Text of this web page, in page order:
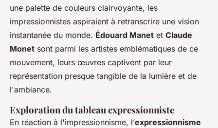
une palette de couleurs clairvoyante, les
impressionnistes aspiraient à retranscrire une vision
instantanée du monde. Édouard Manet et Claude
Monet sont parmi les artistes emblématiques de ce
mouvement, leurs œuvres captivent par leur
représentation presque tangible de la lumière et de
l'ambiance.
Exploration du tableau expressionniste
En réaction à l'impressionnisme, l’expressionnisme